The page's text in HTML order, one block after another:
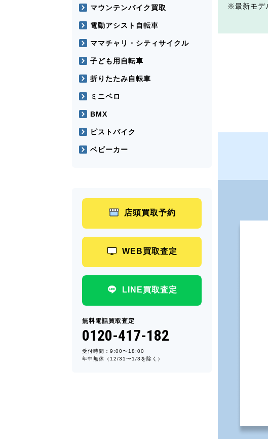
最新モデ
マウンテンバイク買取
電動アシスト自転車
ママチャリ・シティサイクル
子ども用自転車
折りたたみ自転車
ミニベロ
BMX
ピストバイク
ベビーカー
店頭買取予約
WEB買取査定
LINE買取査定
無料電話買取査定
0120-417-182
受付時間：9:00〜18:00
年中無休（12/31〜1/3を除く）